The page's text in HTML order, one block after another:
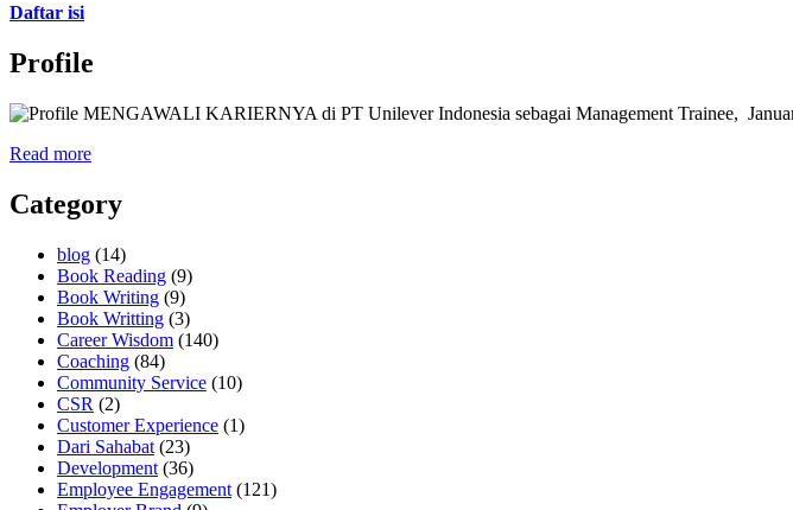
Daftar isi
Profile
MENGAWALI KARIERNYA di PT Unilever Indonesia sebagai Management Trainee,
Read more
Category
blog (14)
Book Reading (9)
Book Writing (9)
Book Writting (3)
Career Wisdom (140)
Coaching (84)
Community Service (10)
CSR (2)
Customer Experience (1)
Dari Sahabat (23)
Development (36)
Employee Engagement (121)